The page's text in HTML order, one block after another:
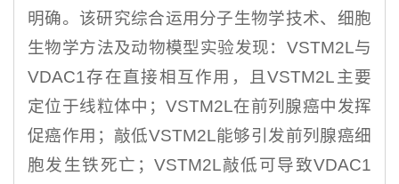
明确。该研究综合运用分子生物学技术、细胞
生物学方法及动物模型实验发现：VSTM2L与
VDAC1存在直接相互作用，且VSTM2L主要
定位于线粒体中；VSTM2L在前列腺癌中发挥
促癌作用；敲低VSTM2L能够引发前列腺癌细
胞发生铁死亡；VSTM2L敲低可导致VDAC1